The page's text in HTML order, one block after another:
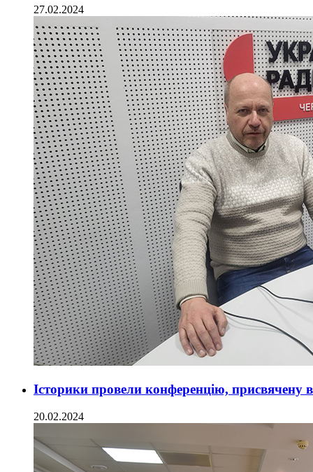
27.02.2024
Історики провели конференцію, присвячену
20.02.2024